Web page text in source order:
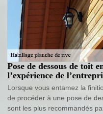
Pose de dessous de toit
l’expérience de
Lorsque vous entamez la
de procéder à une pose de
sont les plus recommandés